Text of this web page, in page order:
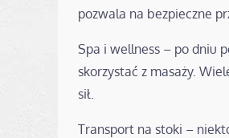
pozwala na bezpieczne
Spa i wellness – po dniu
skorzystać z masaży.
sił.
Transport na stoki –